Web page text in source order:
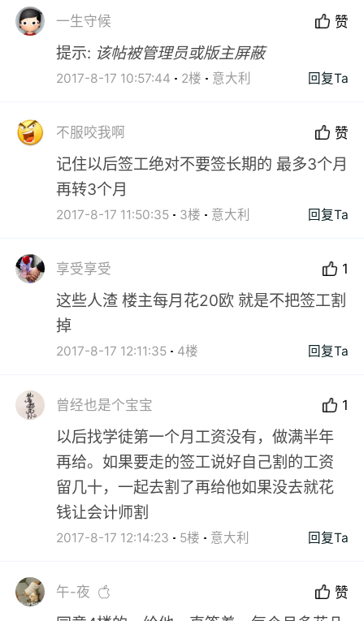
一生守候 赞
提示: 该帖被管理员或版主屏蔽
2017-8-17 10:57:44 2楼 意大利 回复Ta
不服咬我啊 赞
记住以后签工绝对不要签长期的 最多3个月
再转3个月
2017-8-17 11:50:35 3楼 意大利 回复Ta
享受享受 1
这些人渣 楼主每月花20欧 就是不把签工割
掉
2017-8-17 12:11:35 4楼 回复Ta
曾经也是个宝宝 1
以后找学徒第一个月工资没有，做满半年
再给。如果要走的签工说好自己割的工资
留几十，一起去割了再给他如果没去就花
钱让会计师割
2017-8-17 12:14:23 5楼 意大利 回复Ta
午-夜 赞